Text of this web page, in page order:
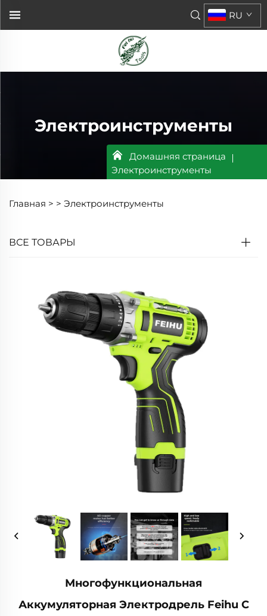
RU
Электроинструменты
Домашняя страница
Электроинструменты
Главная > > Электроинструменты
ВСЕ ТОВАРЫ
Многофункциональная
Аккумуляторная Электродрель Feihu С